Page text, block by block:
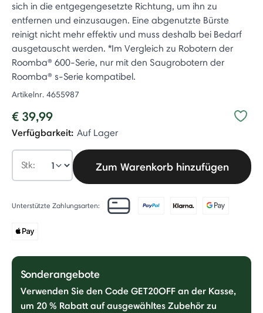
sich in die entgegengesetzte Richtung, um ihn zu
entfernen und einzusaugen. Eine abgenutzte Bürste
reinigt nicht mehr effektiv und muss deshalb bei Bedarf
ausgetauscht werden. *Im Vergleich zu Robotern der
Roomba® 600-Serie, nur mit den Saugrobotern der
Roomba® s-Serie kompatibel.
Artikelnr. 4655987
€ 39,99
Verfügbarkeit: Auf Lager
Stk: Zum Warenkorb hinzufügen
Unterstützte Zahlungsarten:
Sonderangebote
Verwenden Sie den Code GET20OFF an der Kasse,
um 20 % Rabatt auf ausgewähltes Zubehör zu